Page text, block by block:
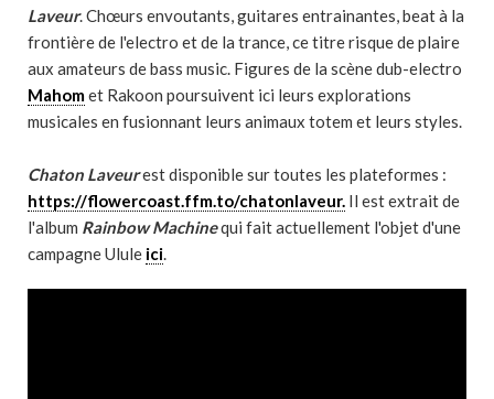
Laveur. Chœurs envoutants, guitares entrainantes, beat à la
frontière de l'electro et de la trance, ce titre risque de plaire
aux amateurs de bass music. Figures de la scène dub-electro
Mahomet Rakoon poursuivent ici leurs explorations
musicales en fusionnant leurs animaux totem et leurs styles.
Chaton Laveurest disponible sur toutes les plateformes :
https://flowercoast.ffm.to/chatonlaveur. Il est extrait de
l'album Rainbow Machinequi fait actuellement l'objet d'une
campagne Ulule ici.